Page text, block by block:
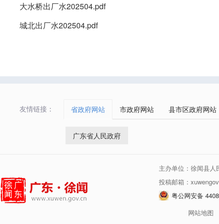
大水桥出厂水202504.pdf
城北出厂水202504.pdf
友情链接： 省政府网站 市政府网站 县市区政府网站
广东省人民政府
主办单位：徐闻县人
投稿邮箱：
粤公网安备
网站地图